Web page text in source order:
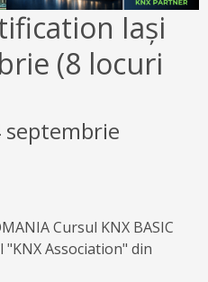
Iași
(8 locuri
septembrie
Cursul KNX BASIC
Association" din